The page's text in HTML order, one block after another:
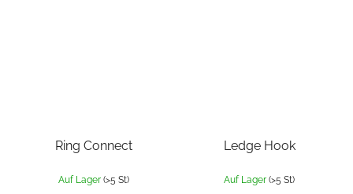
Ring Connect
Auf Lager (>5 St)
Ledge Hook
Auf Lager (>5 St)